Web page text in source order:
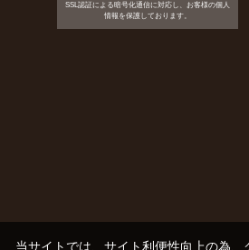
SSL認証による暗号化通信に対応し、お客様の個人
情報を保護しております。
当サイトでは、サイト利便性向上の為、